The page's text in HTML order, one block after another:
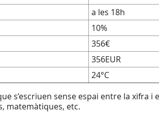
a les 18h
10%
356€
356EUR
24°C
s’escriuen sense espai entre la xifra
matemàtiques, etc.